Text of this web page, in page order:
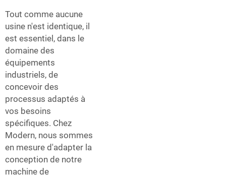
Tout comme aucune
usine n'est identique, il
est essentiel, dans le
domaine des
équipements
industriels, de
concevoir des
processus adaptés à
vos besoins
spécifiques. Chez
Modern, nous sommes
en mesure d'adapter la
conception de notre
machine de